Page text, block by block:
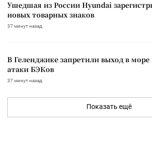
Ушедшая из России Hyundai
новых товарных знаков
37 минут назад
В Геленджике запретили выход в море
атаки БЭКов
37 минут назад
Показать ещё